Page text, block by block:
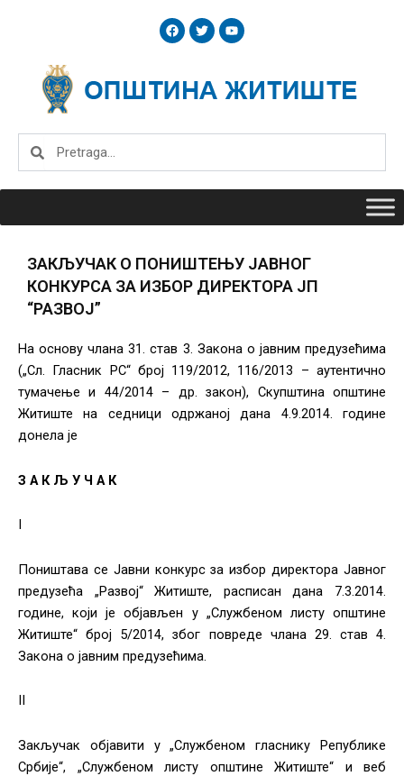
F
a
c
o
o
T
w
i
e
r
Y
o
u
b
e
Search
ЗАКЉУЧАК О ПОНИШТЕЊУ ЈАВНОГ
КОНКУРСА ЗА ИЗБОР ДИРЕКТОРА ЈП
“РАЗВОЈ”
На основу члана 31. став 3. Закона о јавним предузећима
(„Сл. Гласник РС“ број 119/2012, 116/2013 – аутентично
тумачење и 44/2014 – др. закон), Скупштина општине
Житиште на седници одржаној дана 4.9.2014. године
донела је
З А К Љ У Ч А К
I
Поништава се Јавни конкурс за избор директора Јавног
предузећа „Развој“ Житиште, расписан дана 7.3.2014.
године, који је објављен у „Службеном листу општине
Житиште“ број 5/2014, због повреде члана 29. став 4.
Закона о јавним предузећима.
II
Закључак објавити у „Службеном гласнику Републике
Србије“, „Службеном листу општине Житиште“ и веб